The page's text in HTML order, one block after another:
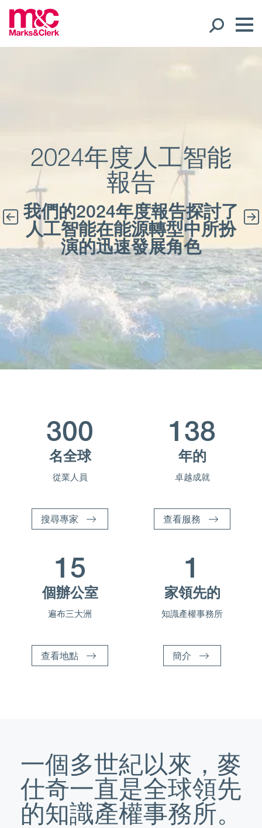
專業人員
專業人員
關於麥仕奇
最新觀點
2024年度人工智能
報告
我們的2024年度報告探討了
人工智能在能源轉型中所扮
演的迅速發展角色
300
名全球
從業人員
搜尋專家
138
年的
卓越成就
查看服務
15
個辦公室
遍布三大洲
查看地點
1
家領先的
知識產權事務所
簡介
一個多世紀以來，麥
仕奇一直是全球領先
的知識產權事務所。